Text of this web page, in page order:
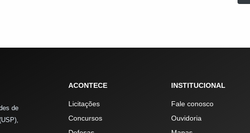
de
ACONTECE
Licitações
Concursos
INSTITUCIONAL
Fale conosco
Ouvidoria